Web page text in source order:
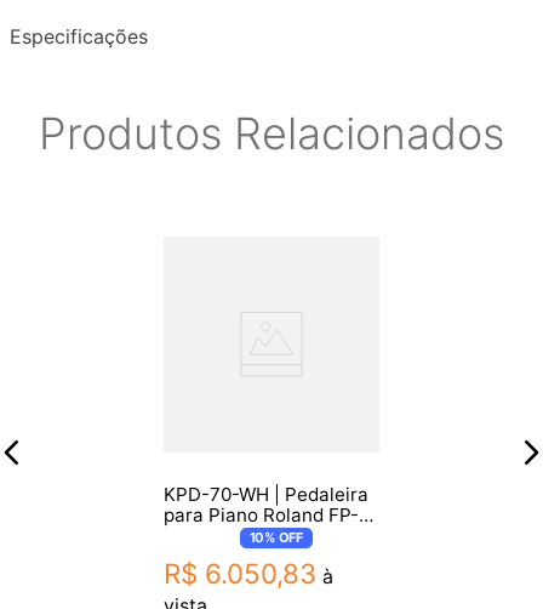
Especificações
Produtos Relacionados
KPD-70-WH | Pedaleira
para Piano Roland FP-
30 e FP-30X
10%OFF
R$ 6.050,83 à